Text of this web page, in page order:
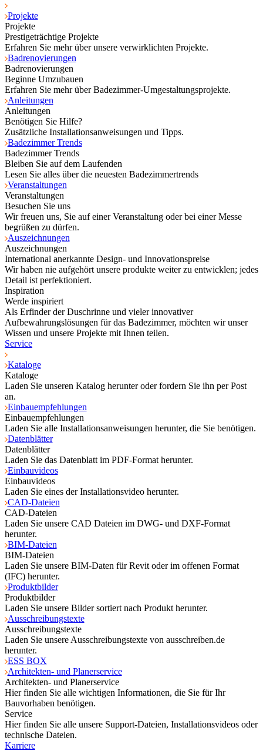
Projekte
Projekte
Prestigeträchtige Projekte
Erfahren Sie mehr über unsere verwirklichten Projekte.
Badrenovierungen
Badrenovierungen
Beginne Umzubauen
Erfahren Sie mehr über Badezimmer-Umgestaltungsprojekte.
Anleitungen
Anleitungen
Benötigen Sie Hilfe?
Zusätzliche Installationsanweisungen und Tipps.
Badezimmer Trends
Badezimmer Trends
Bleiben Sie auf dem Laufenden
Lesen Sie alles über die neuesten Badezimmertrends
Veranstaltungen
Veranstaltungen
Besuchen Sie uns
Wir freuen uns, Sie auf einer Veranstaltung oder bei einer Messe
begrüßen zu dürfen.
Auszeichnungen
Auszeichnungen
International anerkannte Design- und Innovationspreise
Wir haben nie aufgehört unsere produkte weiter zu entwicklen; jedes
Detail ist perfektioniert.
Inspiration
Werde inspiriert
Als Erfinder der Duschrinne und vieler innovativer
Aufbewahrungslösungen für das Badezimmer, möchten wir unser
Wissen und unsere Projekte mit Ihnen teilen.
Service
Kataloge
Kataloge
Laden Sie unseren Katalog herunter oder fordern Sie ihn per Post
an.
Einbauempfehlungen
Einbauempfehlungen
Laden Sie alle Installationsanweisungen herunter, die Sie benötigen.
Datenblätter
Datenblätter
Laden Sie das Datenblatt im PDF-Format herunter.
Einbauvideos
Einbauvideos
Laden Sie eines der Installationsvideo herunter.
CAD-Dateien
CAD-Dateien
Laden Sie unsere CAD Dateien im DWG- und DXF-Format
herunter.
BIM-Dateien
BIM-Dateien
Laden Sie unsere BIM-Daten für Revit oder im offenen Format
(IFC) herunter.
Produktbilder
Produktbilder
Laden Sie unsere Bilder sortiert nach Produkt herunter.
Ausschreibungstexte
Ausschreibungstexte
Laden Sie unsere Ausschreibungstexte von ausschreiben.de
herunter.
ESS BOX
Architekten- und Planerservice
Architekten- und Planerservice
Hier finden Sie alle wichtigen Informationen, die Sie für Ihr
Bauvorhaben benötigen.
Service
Hier finden Sie alle unsere Support-Dateien, Installationsvideos oder
technische Dateien.
Karriere